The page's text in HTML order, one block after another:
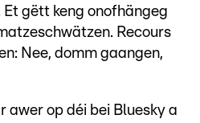
gëtt keng onofhängeg
Recours
Nee, domm gaangen,
awer op déi bei Bluesky a